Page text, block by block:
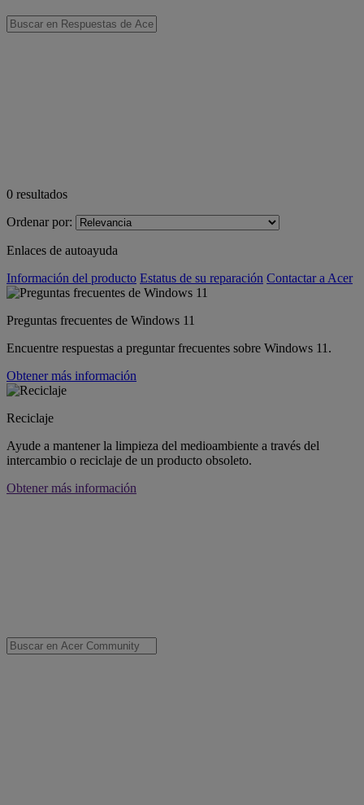
0 resultados
Ordenar por:
Enlaces de autoayuda
Información del producto Estatus de su reparación Contactar a Acer
Preguntas frecuentes de Windows 11
Encuentre respuestas a preguntar frecuentes sobre Windows 11.
Obtener más información
Reciclaje
Ayude a mantener la limpieza del medioambiente a través del
intercambio o reciclaje de un producto obsoleto.
Obtener más información